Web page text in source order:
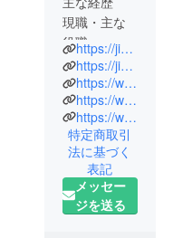
現職・主な
役職
神社史研究
会 副会長
神社の由
緒・歴史・
祭祀・社
殿・神職組
織・地域信
仰などの調
https://jinja-net.jp/jinja-shi/
https://jinja-net.jp/jinja-all/index.html
https://www.eln.co.jp/el-ueda/
https://www.eln.co.jp/el-network/
https://www.youtube.com/channel/UCHswWHohHZpg88ClCO9ag2A
特定商取引
法に基づく
表記
メッセー
ジを送る